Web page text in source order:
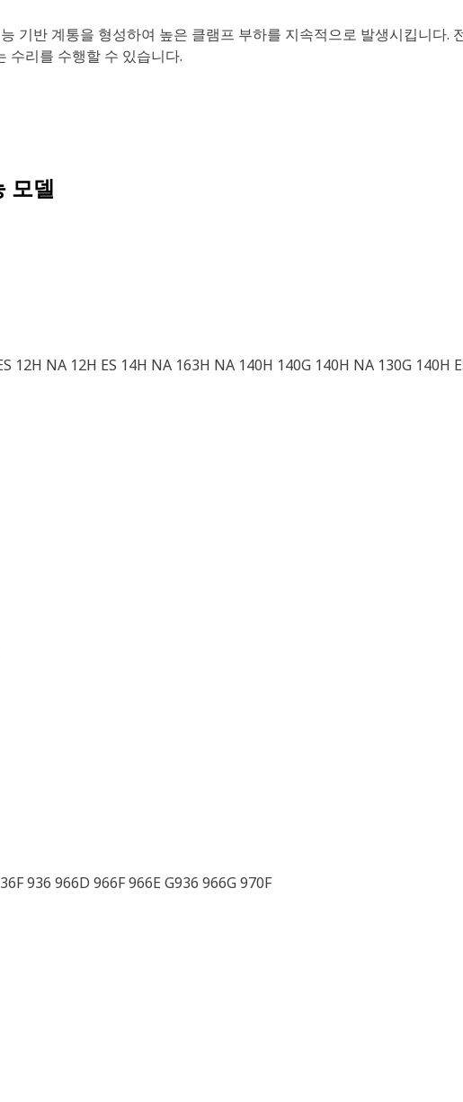
기반 계통을 형성하여 높은 클램프 부하를 지속적으로 발생시킵니다.
수리를 수행할 수 있습니다.
모델
12H NA 12H ES 14H NA 163H NA 140H 140G 140H NA 130G 140H
936 966D 966F 966E G936 966G 970F